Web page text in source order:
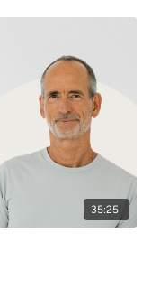
35:25